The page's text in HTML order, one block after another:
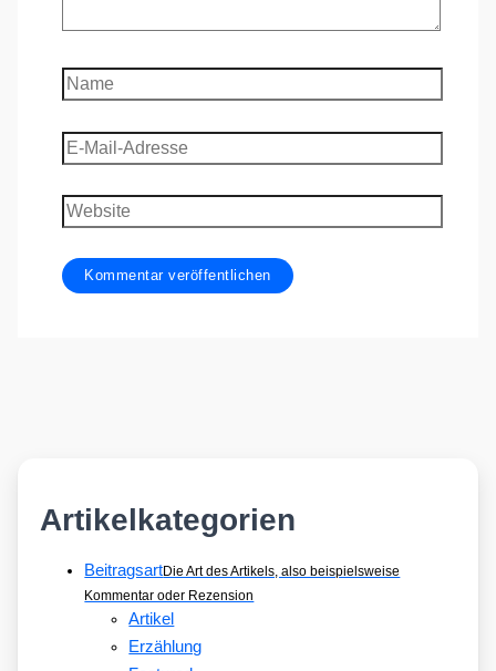
Name
E-
Mail-
Adresse
Website
Artikelkategorien
BeitragsartDie Art des Artikels, also beispielsweise
Kommentar oder Rezension
Artikel
Erzählung